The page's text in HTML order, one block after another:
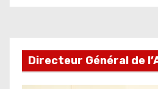
Directeur Général de